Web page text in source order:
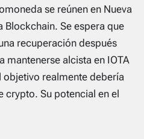
se reúnen en Nueva
Blockchain. Se espera que
recuperación después
mantenerse alcista en IOTA
realmente debería
crypto. Su potencial en el